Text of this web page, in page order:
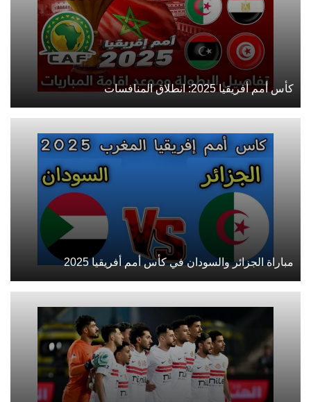
كأس أمم أفريقيا 2025: انطلاق المنافسات
مباراة الجزائر والسودان في كأس أمم أفريقيا 2025